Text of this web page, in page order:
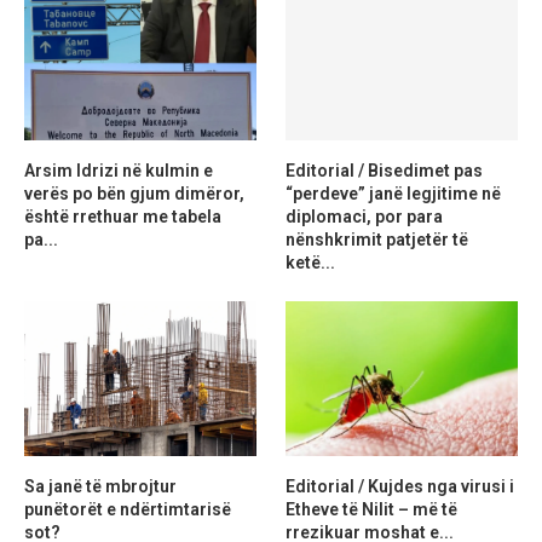
Arsim Idrizi në kulmin e
verës po bën gjum dimëror,
është rrethuar me tabela
pa...
Editorial / Bisedimet pas
“perdeve” janë legjitime në
diplomaci, por para
nënshkrimit patjetër të
ketë...
Sa janë të mbrojtur
punëtorët e ndërtimtarisë
sot?
Editorial / Kujdes nga virusi i
Etheve të Nilit – më të
rrezikuar moshat e...